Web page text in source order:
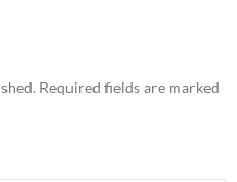
Required fields are marked